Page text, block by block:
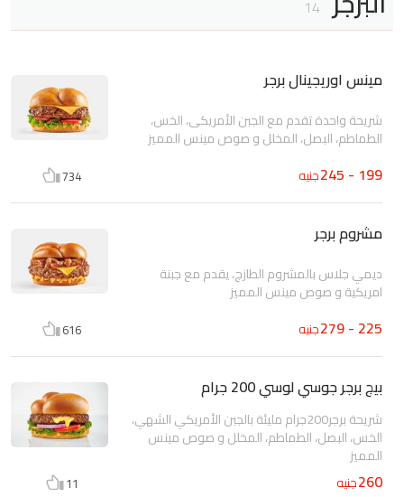
14
مينس اوريجينال برجر
شريحة واحدة تقدم مع الجبن الأمريكى، الخس،
الطماطم، البصل، المخلل و صوص مينس المميز
199 - 245 جنيه 734
مشروم برجر
ديمي جلاس بالمشروم الطازج، يقدم مع جبنة
امريكية و صوص مينس المميز
225 - 279 جنيه 616
بيج برجر جوسي لوسي 200 جرام
شريحة برجر200جرام مليئة بالجبن الأمريكي الشهي،
الخس، البصل، الطماطم، المخلل و صوص مينس
المميز
260جنيه 11